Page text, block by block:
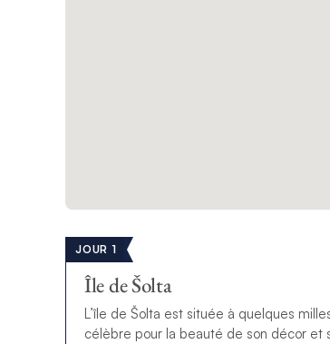
JOUR 1
Île de Šolta
L’île de Šolta est située à quelques
célèbre pour la beauté de son décor et